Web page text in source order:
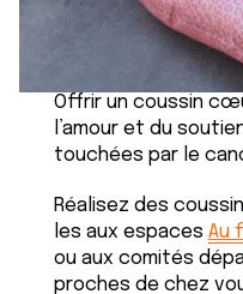
Offrir un coussin
l’amour et du
touchées par le
Réalisez des
les aux espaces Au
ou aux comités
proches de chez